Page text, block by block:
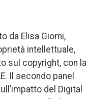
da Elisa Giomi,
intellettuale,
sul copyright, con la
Il secondo panel
del Digital